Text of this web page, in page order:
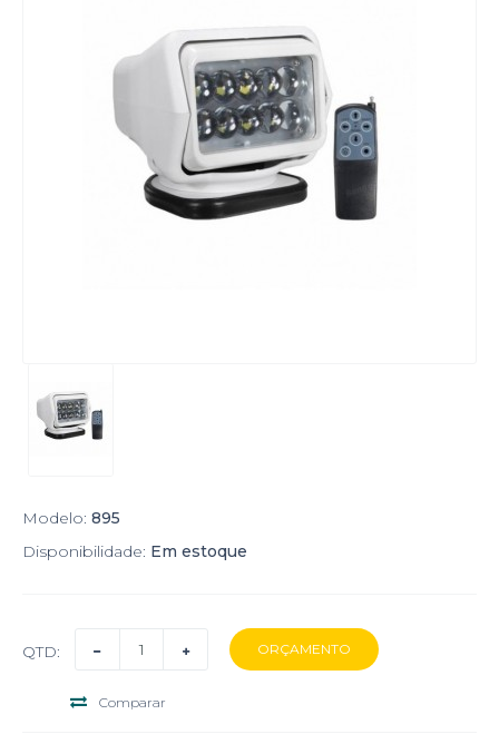
Modelo: 895
Disponibilidade: Em estoque
QTD:
Comparar